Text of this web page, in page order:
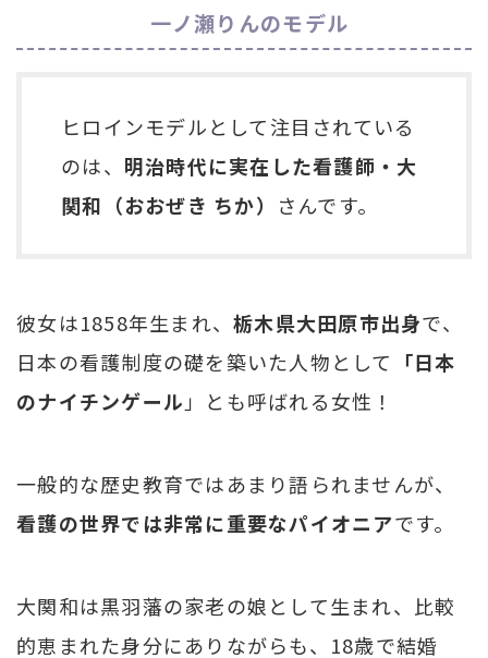
一ノ瀬りんのモデル
ヒロインモデルとして注目されている
のは、 明治時代に実在した看護師・大
関和（おおぜき ちか）
さんです。
彼女は1858年生まれ、栃木県大田原市出身で、
日本の看護制度の礎を築いた人物として 「日本
のナイチンゲール 」とも呼ばれる女性！
一般的な歴史教育ではあまり語られませんが、
看護の世界では非常に重要なパイオニアです。
大関和は黒羽藩の家老の娘として生まれ、比較
的恵まれた身分にありながらも、18歳で結婚